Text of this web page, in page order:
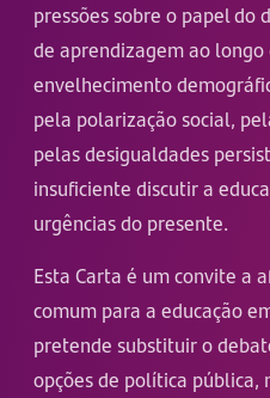
pressões sobre o papel do
de aprendizagem ao
envelhecimento
pela polarização social,
pelas desigualdades
insuficiente discutir a
urgências do presente.
Esta Carta é um convite a
comum para a educação
pretende substituir o
opções de política pública,